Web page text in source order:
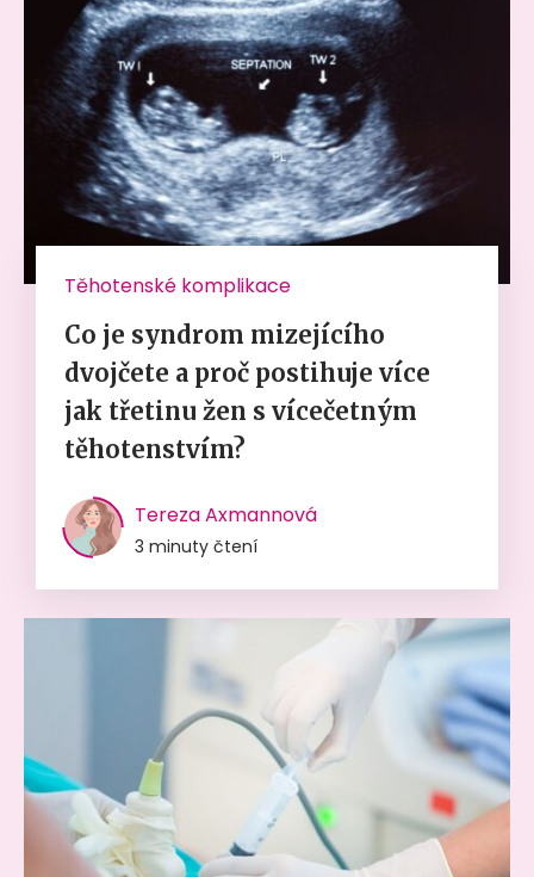
Těhotenské komplikace
Co je syndrom mizejícího
dvojčete a proč postihuje více
jak třetinu žen s vícečetným
těhotenstvím?
Tereza Axmannová
3 minuty čtení